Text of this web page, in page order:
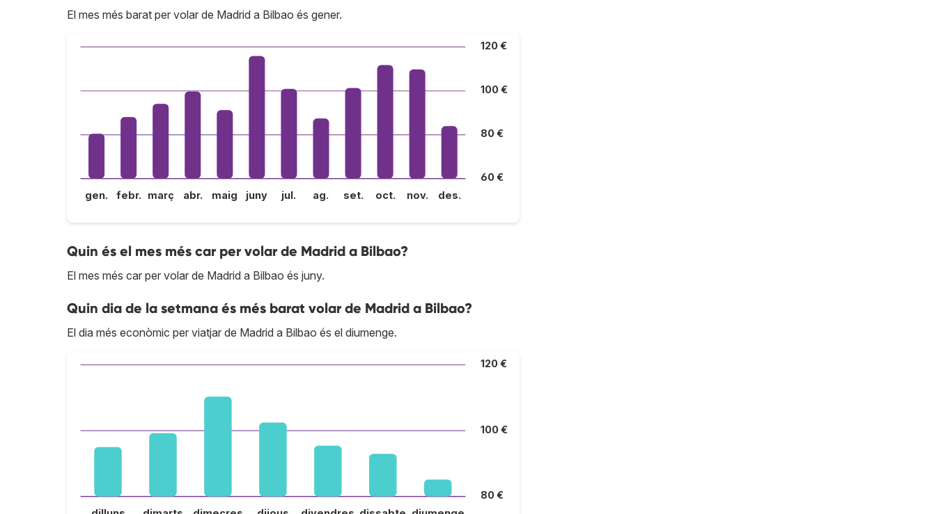
El mes més barat per volar de Madrid a Bilbao és gener.
60 €
80 €
100 €
120 €
gen. febr. març abr. maig juny jul. ag. set. oct. nov. des.
Quin és el mes més car per volar de Madrid a Bilbao?
El mes més car per volar de Madrid a Bilbao és juny.
Quin dia de la setmana és més barat volar de Madrid a Bilbao?
El dia més econòmic per viatjar de Madrid a Bilbao és el diumenge.
80 €
100 €
120 €